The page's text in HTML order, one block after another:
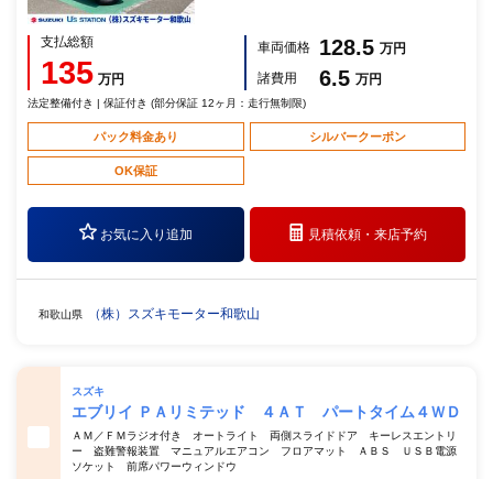
支払総額
135 万円
車両価格 128.5 万円
諸費用
6.5 万円
法定整備付き | 保証付き (部分保証 12ヶ月：走行無制限)
パック料金あり シルバークーポン
OK保証
お気に入り追加 見積依頼・来店予約
和歌山県 （株）スズキモーター和歌山
スズキ
エブリイ ＰＡリミテッド ４ＡＴ パートタイム４ＷＤ
ＡＭ／ＦＭラジオ付き オートライト 両側スライドドア キーレスエントリ
ー 盗難警報装置 マニュアルエアコン フロアマット ＡＢＳ ＵＳＢ電源
ソケット 前席パワーウィンドウ